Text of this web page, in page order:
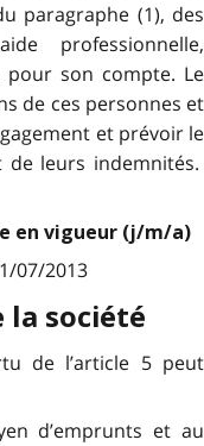
paragraphe (1), des
professionnelle,
son compte. Le
de ces personnes et
et prévoir le
leurs indemnités.
en vigueur (j/m/a)
07/2013
la société
de l’article 5 peut
d’emprunts et au